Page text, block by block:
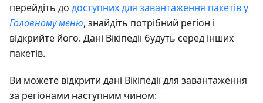
перейдіть до доступних для завантаження пакетів у
Головному меню, знайдіть потрібний регіон і
відкрийте його. Дані Вікіпедії будуть серед інших
пакетів.
Ви можете відкрити дані Вікіпедії для завантаження
за регіонами наступним чином: